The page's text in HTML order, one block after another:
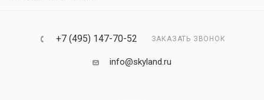
+7 (495) 147-70-52 ЗАКАЗАТЬ ЗВОНОК
info@skyland.ru